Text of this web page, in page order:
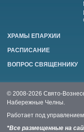
ХРАМЫ ЕПАРХИИ
РАСПИСАНИЕ
ВОПРОС СВЯЩЕННИКУ
© 2008-2026 Свято-
Набережные Челны.
Работает под
*Все размещенные на